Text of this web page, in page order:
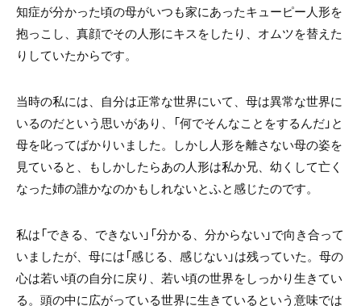
知症が分かった頃の母がいつも家にあったキューピー人形を
抱っこし、真顔でその人形にキスをしたり、オムツを替えた
りしていたからです。
当時の私には、自分は正常な世界にいて、母は異常な世界に
いるのだという思いがあり、「何でそんなことをするんだ」と
母を叱ってばかりいました。しかし人形を離さない母の姿を
見ていると、もしかしたらあの人形は私か兄、幼くして亡く
なった姉の誰かなのかもしれないとふと感じたのです。
私は「できる、できない」「分かる、分からない」で向き合って
いましたが、母には「感じる、感じない」は残っていた。母の
心は若い頃の自分に戻り、若い頃の世界をしっかり生きてい
る。頭の中に広がっている世界に生きているという意味では